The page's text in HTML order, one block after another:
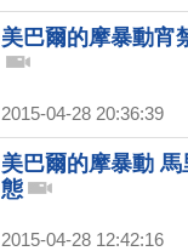
美巴爾的摩暴動宵
2015-04-28 20:36:39
美巴爾的摩暴動
態
2015-04-28 12:42:16